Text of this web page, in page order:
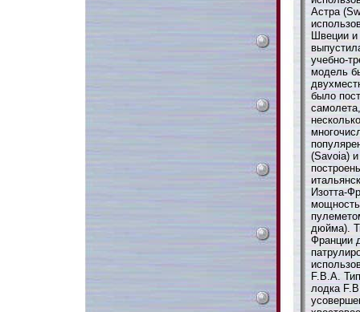
Астра
Швеции и
учебно-
модель
было
(Savoia)
Изотта-
дюйма).
Франции
F.B.A.
лодка